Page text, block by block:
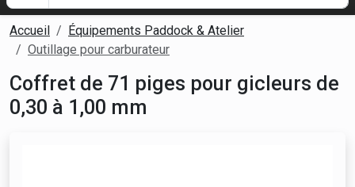
Accueil
Équipements Paddock & Atelier
Outillage pour carburateur
Coffret de 71 piges pour gicleurs de
0,30 à 1,00 mm